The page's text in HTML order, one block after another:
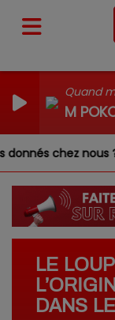
Quand
M
chez nous ?
LE
DANS